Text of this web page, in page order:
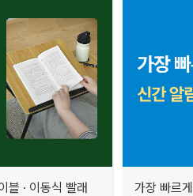
블 · 이동식 빨래
가장 빠르